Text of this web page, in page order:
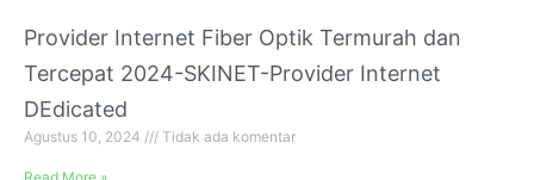
Provider Internet Fiber Optik Termurah dan
Tercepat 2024-SKINET-Provider Internet
DEdicated
Agustus 10, 2024 Tidak ada komentar